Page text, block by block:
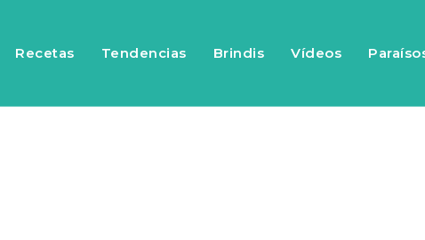
Recetas Tendencias Brindis Vídeos